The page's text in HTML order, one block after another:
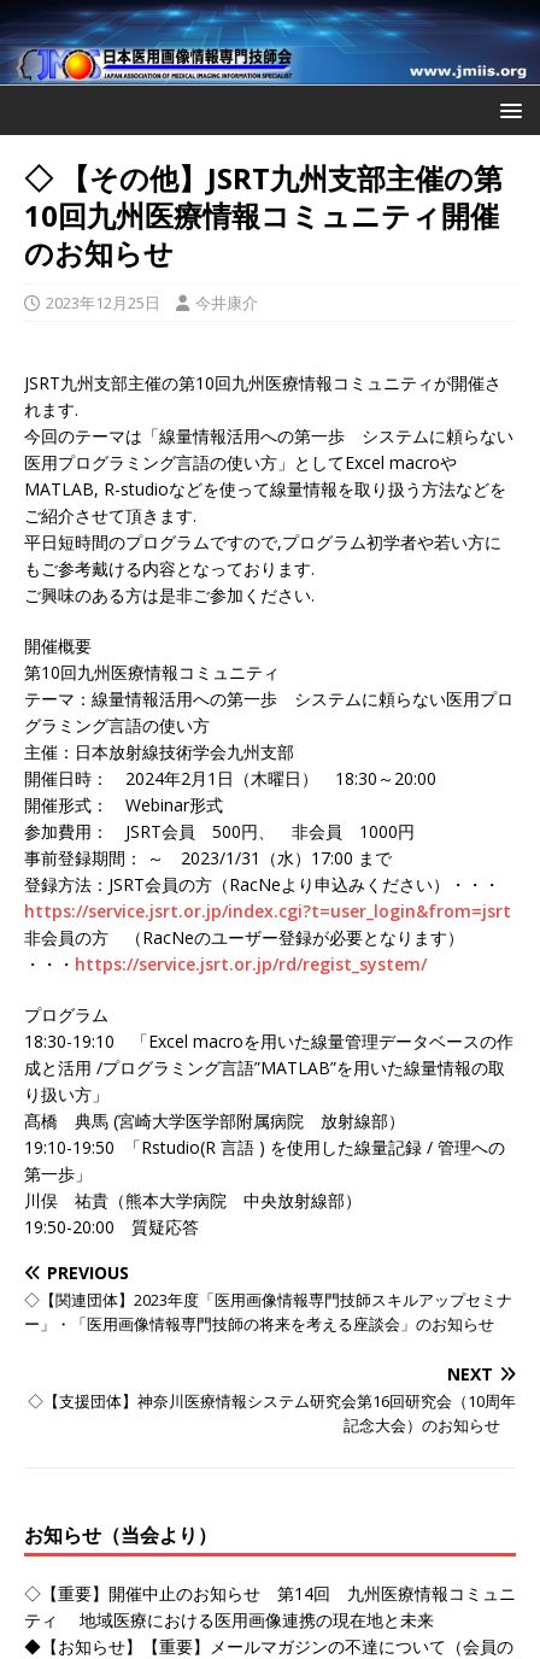
◇ 【その他】JSRT九州支部主催の第
10回九州医療情報コミュニティ開催
のお知らせ
2023年12月25日 今井康介
JSRT九州支部主催の第10回九州医療情報コミュニティが開催さ
れます.
今回のテーマは「線量情報活用への第一歩 システムに頼らない
医用プログラミング言語の使い方」としてExcel macroや
MATLAB, R-studioなどを使って線量情報を取り扱う方法などを
ご紹介させて頂きます.
平日短時間のプログラムですので,プログラム初学者や若い方に
もご参考戴ける内容となっております.
ご興味のある方は是非ご参加ください.
開催概要
第10回九州医療情報コミュニティ
テーマ：線量情報活用への第一歩 システムに頼らない医用プロ
グラミング言語の使い方
主催：日本放射線技術学会九州支部
開催日時： 2024年2月1日（木曜日） 18:30～20:00
開催形式： Webinar形式
参加費用： JSRT会員 500円、 非会員 1000円
事前登録期間： ～ 2023/1/31（水）17:00 まで
登録方法：JSRT会員の方（RacNeより申込みください）・ ・・
https://service.jsrt.or.jp/index.cgi?t=user_login&from=jsrt
非会員の方 （RacNeのユーザー登録が必要となります）
・・・ https://service.jsrt.or.jp/rd/regist_system/
プログラム
18:30-19:10 「Excel macroを用いた線量管理データベースの作
成と活用 /プログラミング言語”MATLAB”を用いた線量情報の取
り扱い方」
髙橋 典馬 (宮崎大学医学部附属病院 放射線部）
19:10-19:50 「Rstudio(R 言語 ) を使用した線量記録 / 管理への
第一歩」
川俣 祐貴（熊本大学病院 中央放射線部）
19:50-20:00 質疑応答
PREVIOUS
◇【関連団体】2023年度「医用画像情報専門技師スキルアップセミナ
ー」・「医用画像情報専門技師の将来を考える座談会」のお知らせ
NEXT
◇【支援団体】神奈川医療情報システム研究会第16回研究会（10周年
記念大会）のお知らせ
お知らせ（当会より）
◇【重要】開催中止のお知らせ 第14回 九州医療情報コミュニ
ティ 地域医療における医用画像連携の現在地と未来
◆【お知らせ】【重要】メールマガジンの不達について（会員の